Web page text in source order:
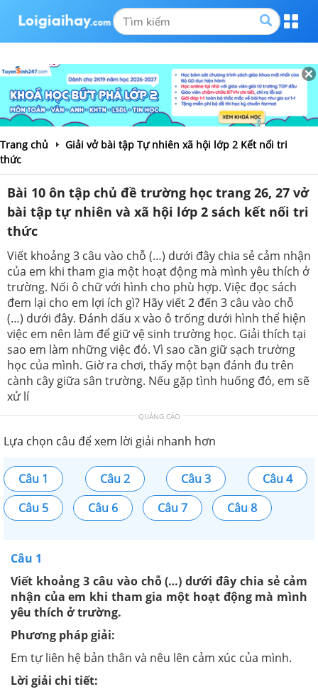
Trang chủ
Giải vở bài tập Tự nhiên xã hội lớp 2 Kết nối tri
thức
Bài 10 ôn tập chủ đề trường học trang 26, 27 vở
bài tập tự nhiên và xã hội lớp 2 sách kết nối tri
thức
Viết khoảng 3 câu vào chỗ (…) dưới đây chia sẻ cảm nhận
của em khi tham gia một hoạt động mà mình yêu thích ở
trường. Nối ô chữ với hình cho phù hợp. Việc đọc sách
đem lại cho em lợi ích gì? Hãy viết 2 đến 3 câu vào chỗ
(…) dưới đây. Đánh dấu x vào ô trống dưới hình thể hiện
việc em nên làm để giữ vệ sinh trường học. Giải thích tại
sao em làm những việc đó. Vì sao cần giữ sạch trường
học của mình. Giờ ra chơi, thấy một bạn đánh đu trên
cành cây giữa sân trường. Nếu gặp tình huống đó, em sẽ
xử lí
QUẢNG CÁO
Lựa chọn câu để xem lời giải nhanh hơn
Câu 1 Câu 2 Câu 3
Câu 4
Câu 5
Câu 6 Câu 7 Câu 8
Câu 1
Viết khoảng 3 câu vào chỗ (…) dưới đây chia sẻ cảm
nhận của em khi tham gia một hoạt động mà mình
yêu thích ở trường.
Phương pháp giải:
Em tự liên hệ bản thân và nêu lên cảm xúc của mình.
Lời giải chi tiết: